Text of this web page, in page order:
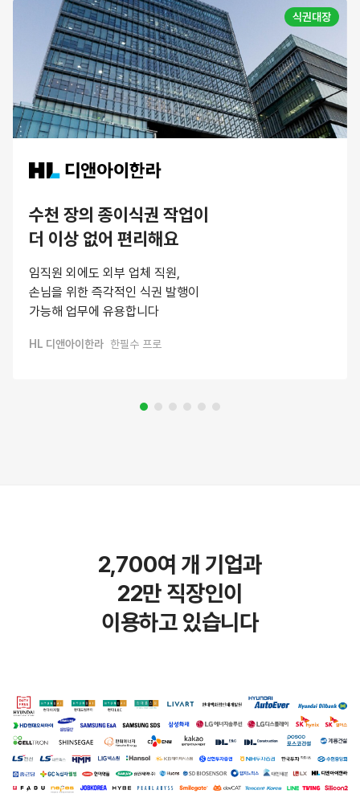
식권대장
수천 장의 종이식권 작업이
더 이상 없어 편리해요
임직원 외에도 외부 업체 직원,
손님을 위한 즉각적인 식권 발행이
가능해 업무에 유용합니다
HL 디앤아이한라 한필수 프로
2,700여 개 기업과
22만 직장인이
이용하고 있습니다